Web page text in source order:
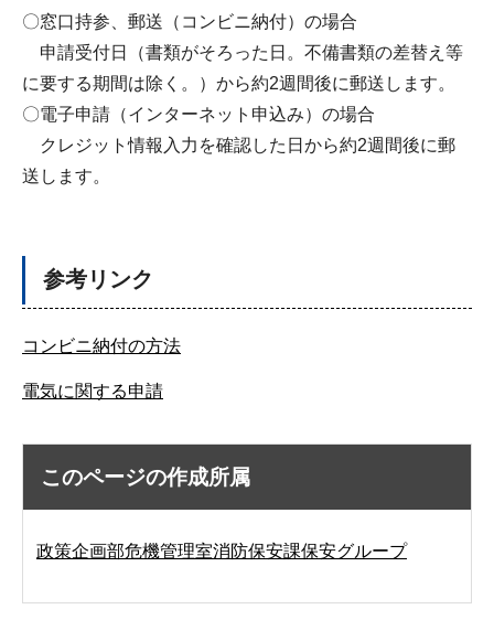
〇窓口持参、郵送（コンビニ納付）の場合
申請受付日（書類がそろった日。不備書類の差替え等
に要する期間は除く。）から約2週間後に郵送します。
〇電子申請（インターネット申込み）の場合
クレジット情報入力を確認した日から約2週間後に郵
送します。
参考リンク
コンビニ納付の方法
電気に関する申請
このページの作成所属
政策企画部危機管理室消防保安課保安グループ